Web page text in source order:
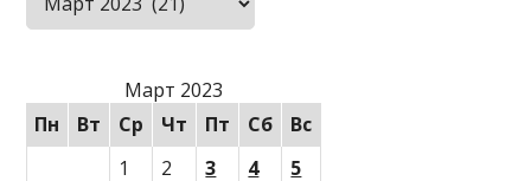
Март 2023
Пн
Вт Ср Чт Пт Сб
Вс
1
2 3 4 5